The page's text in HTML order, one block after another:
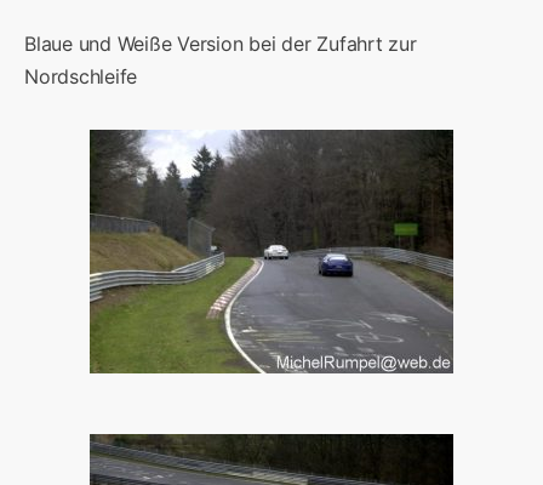
Blaue und Weiße Version bei der Zufahrt zur
Nordschleife